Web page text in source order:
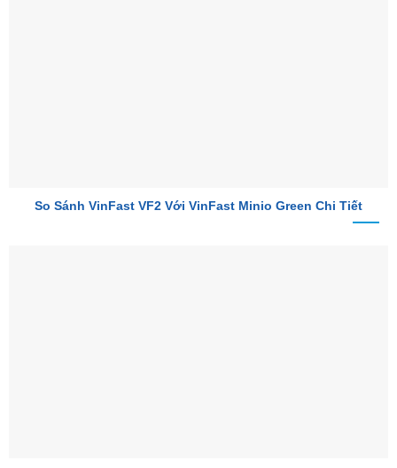
So Sánh VinFast VF2 Với VinFast Minio Green Chi Tiết